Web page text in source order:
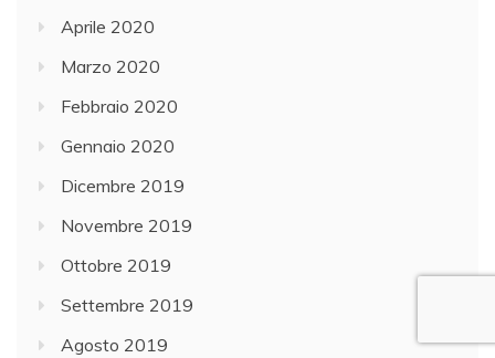
Aprile 2020
Marzo 2020
Febbraio 2020
Gennaio 2020
Dicembre 2019
Novembre 2019
Ottobre 2019
Settembre 2019
Agosto 2019